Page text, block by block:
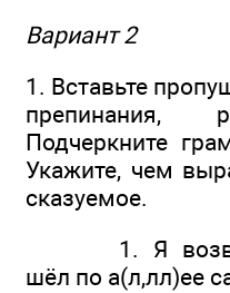
Вариант 2
1. Вставьте
препинания,
Подчеркните
Укажите, чем
сказуемое.
1. Я
шёл по а(л,лл)ее